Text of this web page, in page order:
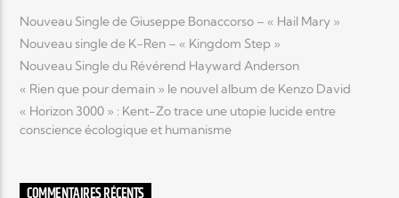
Nouveau Single de Giuseppe Bonaccorso – « Hail Mary »
Nouveau single de K-Ren – « Kingdom Step »
Nouveau Single du Révérend Hayward Anderson
« Rien que pour demain » le nouvel album de Kenzo David
« Horizon 3000 » : Kent-Zo trace une utopie lucide entre
conscience écologique et humanisme